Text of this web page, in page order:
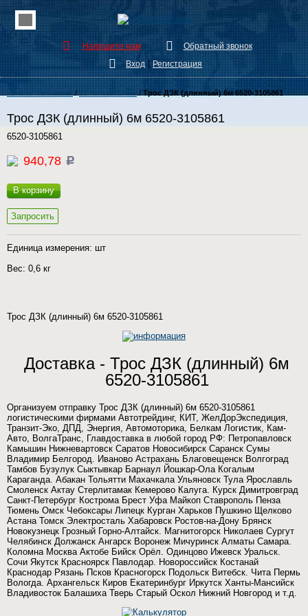
Напишите нам
Обратный звонок
Вход
Регистрация
Каталог Запчастей/31 Колеса Шины/Трос ДЗК (длинный) 6м 6520-3105861
Трос ДЗК (длинный) 6м 6520-3105861
6520-3105861
940,78 c
В корзину
Запросить
Единица измерения: шт
Вес: 0,6 кг
Трос ДЗК (длинный) 6м 6520-3105861
Доставка - Трос ДЗК (длинный) 6м
6520-3105861
Организуем отправку Трос ДЗК (длинный) 6м 6520-3105861
логистическими фирмами Автотрейдинг, КИТ, ЖелДорЭкспедиция,
Транзит-Эко, ДПД, Энергия, Автомоторика, Белкам Логистик, Кам-
Авто, ВолгаТранс, Главдоставка в любой город РФ: Петропавловск
Камышин Нижневартовск Саратов Новосибирск Саранск Сумы
Владимир Белгород. Иваново Астрахань Благовещенск Волгоград
Тамбов Бузулук Сыктывкар Барнаул Йошкар-Ола Когалым
Караганда. Абакан Тольятти Махачкала Ульяновск Тула Ярославль
Смоленск Актау Стерлитамак Кемерово Калуга. Курск Димитровград
Санкт-Петербург Кострома Брест Уфа Майкоп Ставрополь Пенза
Тюмень Омск Чебоксары Липецк Курган Харьков Пушкино Щелково
Астана Томск Электросталь Хабаровск Ростов-на-Дону Брянск
Новокузнецк Грозный Горно-Алтайск. Магнитогорск Николаев Сургут
Челябинск Должанск Ангарск Воронеж Мичуринск Алматы Самара.
Коломна Москва Актобе Бийск Орёл. Одинцово Ижевск Уральск.
Сочи Якутск Красноярск Павлодар. Новороссийск Костанай
Краснодар Рязань Псков Красногорск Подольск Витебск. Чита Пермь
Вологда. Архангельск Киров Екатеринбург Иркутск Ханты-Мансийск
Владивосток Балашиха Тверь Старый Оскол Нижний Новгород и т.д.